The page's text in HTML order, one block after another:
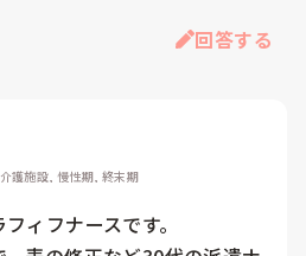
回答する
護施設, 慢性期, 終末期
ィフナースです。